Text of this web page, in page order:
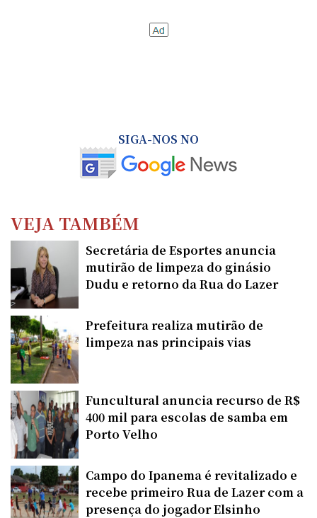
SIGA-NOS NO
VEJA TAMBÉM
Secretária de Esportes anuncia
mutirão de limpeza do ginásio
Dudu e retorno da Rua do Lazer
Prefeitura realiza mutirão de
limpeza nas principais vias
Funcultural anuncia recurso de R$
400 mil para escolas de samba em
Porto Velho
Campo do Ipanema é revitalizado e
recebe primeiro Rua de Lazer com a
presença do jogador Elsinho